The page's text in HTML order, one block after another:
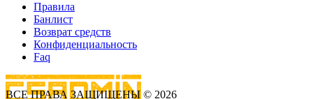
Правила
Банлист
Возврат средств
Конфиденциальность
Faq
ВСЕ ПРАВА ЗАЩИЩЕНЫ © 2026